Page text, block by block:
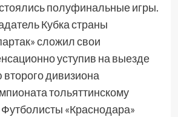
полуфинальные игры.
Кубка страны
сложил свои
уступив на выезде
дивизиона
тольяттинскому
«Краснодара»